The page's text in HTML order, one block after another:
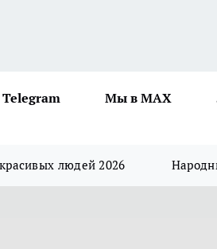
Мы в MAX
людей 2026